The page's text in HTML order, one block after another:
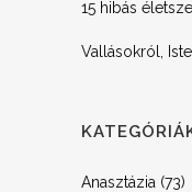
15 hibás
Vallásokról,
Anasztázia (73)